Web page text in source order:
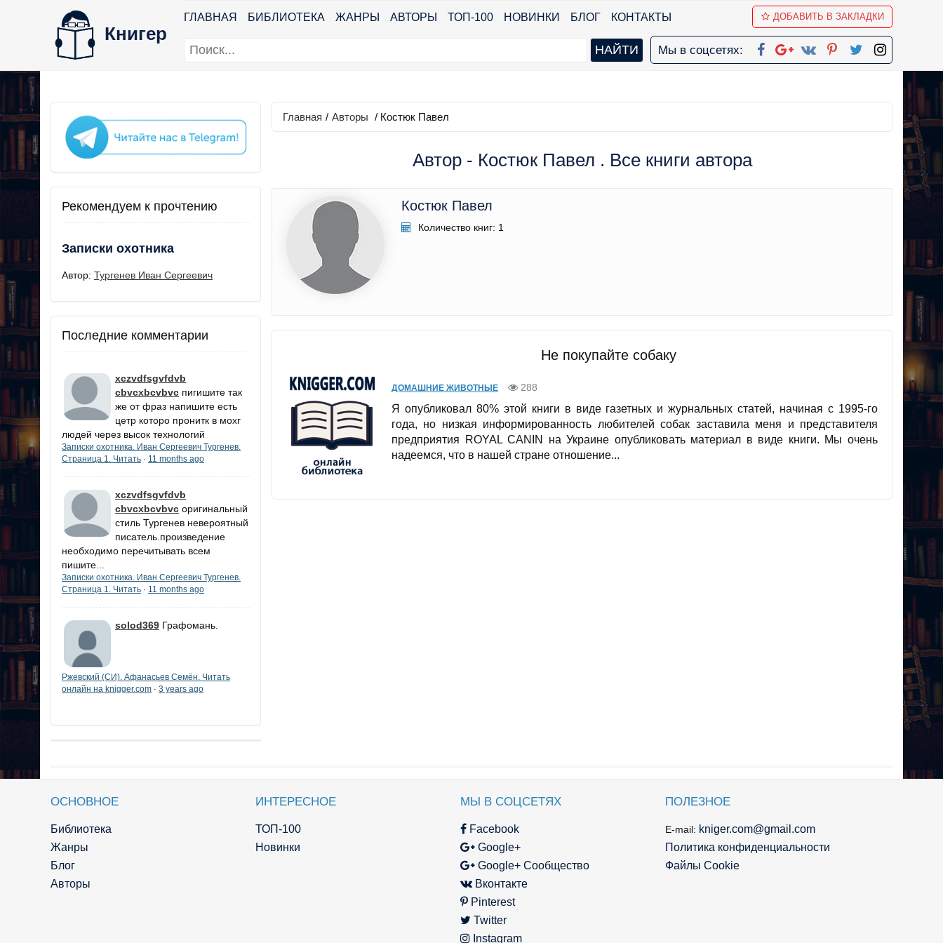
Книгер
ГЛАВНАЯ БИБЛИОТЕКА ЖАНРЫ АВТОРЫ ТОП-100 НОВИНКИ БЛОГ КОНТАКТЫ ДОБАВИТЬ В ЗАКЛАДКИ
Мы в соцсетях:
Рекомендуем к прочтению
Записки охотника
Автор: Тургенев Иван Сергеевич
Последние комментарии
xczvdfsgvfdvb
cbvcxbcvbvc пигишите так
же от фраз напишите есть
цетр которо пронитк в мохг
людей через высок технологий
Записки охотника. Иван Сергеевич Тургенев.
Страница 1. Читать · 11 months ago
xczvdfsgvfdvb
cbvcxbcvbvc оригинальный
стиль Тургенев невероятный
писатель.произведение
необходимо перечитывать всем
пишите...
Записки охотника. Иван Сергеевич Тургенев.
Страница 1. Читать · 11 months ago
solod369 Графомань.
Ржевский (СИ). Афанасьев Семён. Читать
онлайн на knigger.com · 3 years ago
Главная / Авторы / Костюк Павел
Автор - Костюк Павел . Все книги автора
Костюк Павел
Количество книг: 1
Не покупайте собаку
ДОМАШНИЕ ЖИВОТНЫЕ 288
Я опубликовал 80% этой книги в виде газетных и журнальных статей, начиная с 1995-го
года, но низкая информированность любителей собак заставила меня и представителя
предприятия ROYAL CANIN на Украине опубликовать материал в виде книги. Мы очень
надеемся, что в нашей стране отношение...
ОСНОВНОЕ
Библиотека
Жанры
Блог
Авторы
ИНТЕРЕСНОЕ
ТОП-100
Новинки
МЫ В СОЦСЕТЯХ
Facebook
Google+
Google+ Сообщество
Вконтакте
Pinterest
Twitter
Instagram
ПОЛЕЗНОЕ
E-mail: kniger.com@gmail.com
Политика конфиденциальности
Файлы Cookie